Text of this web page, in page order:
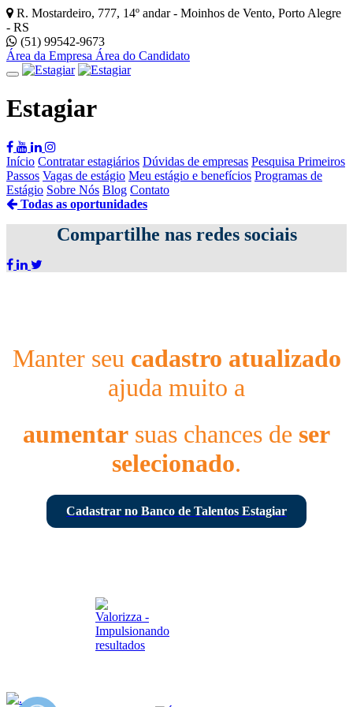
R. Mostardeiro, 777, 14º andar - Moinhos de Vento, Porto Alegre
- RS
(51) 99542-9673
Área da Empresa Área do Candidato
Estagiar
Início Contratar estagiários Dúvidas de empresas Pesquisa Primeiros
Passos Vagas de estágio Meu estágio e benefícios Programas de
Estágio Sobre Nós Blog Contato
Todas as oportunidades
Compartilhe nas redes sociais
Manter seu cadastro atualizado
ajuda muito a
aumentar suas chances de ser
selecionado.
Cadastrar no Banco de Talentos Estagiar